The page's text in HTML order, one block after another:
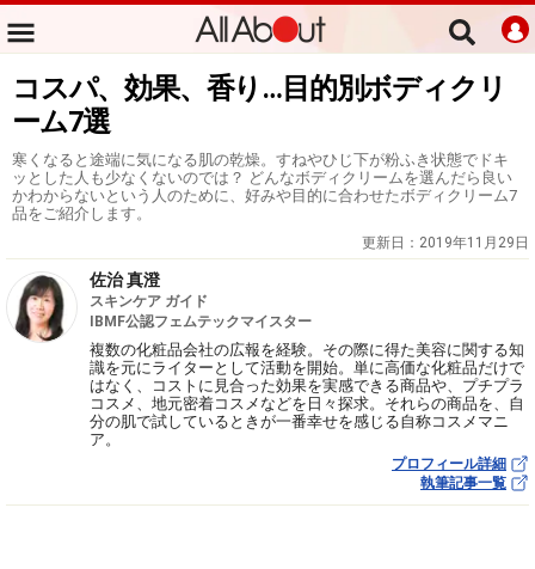
コスパ、効果、香り…目的別ボディクリ
ーム7選
寒くなると途端に気になる肌の乾燥。すねやひじ下が粉ふき状態でドキ
ッとした人も少なくないのでは？ どんなボディクリームを選んだら良い
かわからないという人のために、好みや目的に合わせたボディクリーム7
品をご紹介します。
更新日： 2019年11月29日
佐治 真澄
スキンケア ガイド
IBMF公認フェムテックマイスター
複数の化粧品会社の広報を経験。その際に得た美容に関する知
識を元にライターとして活動を開始。単に高価な化粧品だけで
はなく、コストに見合った効果を実感できる商品や、プチプラ
コスメ、地元密着コスメなどを日々探求。それらの商品を、自
分の肌で試しているときが一番幸せを感じる自称コスメマニ
ア。
プロフィール詳細
執筆記事一覧